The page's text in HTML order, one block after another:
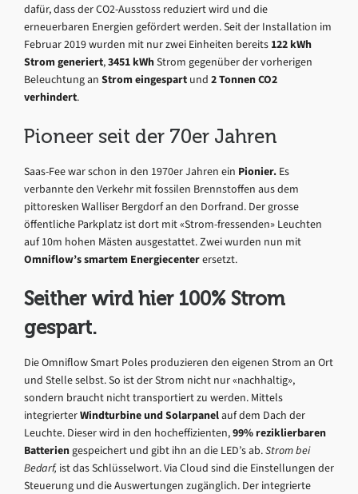
dafür, dass der CO2-Ausstoss reduziert wird und die
erneuerbaren Energien gefördert werden. Seit der Installation im
Februar 2019 wurden mit nur zwei Einheiten bereits 122 kWh
Strom generiert,3451 kWhStrom gegenüber der vorherigen
Beleuchtung an Strom eingespart und 2 Tonnen CO2
verhindert.
Pioneer seit der 70er Jahren
Saas-Fee war schon in den 1970er Jahren ein Pionier. Es
verbannte den Verkehr mit fossilen Brennstoffen aus dem
pittoresken Walliser Bergdorf an den Dorfrand. Der grosse
öffentliche Parkplatz ist dort mit «Strom-fressenden» Leuchten
auf 10m hohen Mästen ausgestattet. Zwei wurden nun mit
Omniflow’s smartem Energiecenterersetzt.
Seither wird hier 100% Strom
gespart.
Die Omniflow Smart Poles produzieren den eigenen Strom an Ort
und Stelle selbst. So ist der Strom nicht nur «nachhaltig»,
sondern braucht nicht transportiert zu werden. Mittels
integrierterWindturbine und Solarpanelauf dem Dach der
Leuchte. Dieser wird in den hocheffizienten,99% reziklierbaren
Batterien gespeichert und gibt ihn an die LED’s ab.Strom bei
Bedarf, ist das Schlüsselwort. Via Cloud sind die Einstellungen der
Steuerung und die Auswertungen zugänglich. Der integrierte